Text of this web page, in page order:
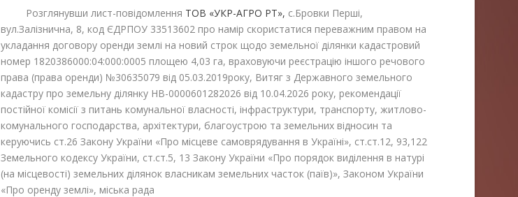
Розглянувши лист-повідомлення ТОВ «УКР-АГРО РТ», с.Бровки Перші,
вул.Залізнична, 8, код ЄДРПОУ 33513602 про намір скористатися переважним правом на
укладання договору оренди землі на новий строк щодо земельної ділянки кадастровий
номер 1820386000:04:000:0005 площею 4,03 га, враховуючи реєстрацію іншого речового
права (права оренди) №30635079 від 05.03.2019року, Витяг з Державного земельного
кадастру про земельну ділянку НВ-0000601282026 від 10.04.2026 року, рекомендації
постійної комісії з питань комунальної власності, інфраструктури, транспорту, житлово-
комунального господарства, архітектури, благоустрою та земельних відносин та
керуючись ст.26 Закону України «Про місцеве самоврядування в Україні», ст.ст.12, 93,122
Земельного кодексу України, ст.ст.5, 13 Закону України «Про порядок виділення в натурі
(на місцевості) земельних ділянок власникам земельних часток (паїв)», Законом України
«Про оренду землі», міська рада